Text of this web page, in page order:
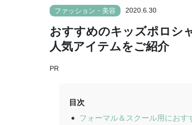
ファッション・美容 2020.6.30
おすすめのキッズポロシ
人気アイテムをご紹介
PR
目次
フォーマル＆スクール用におす